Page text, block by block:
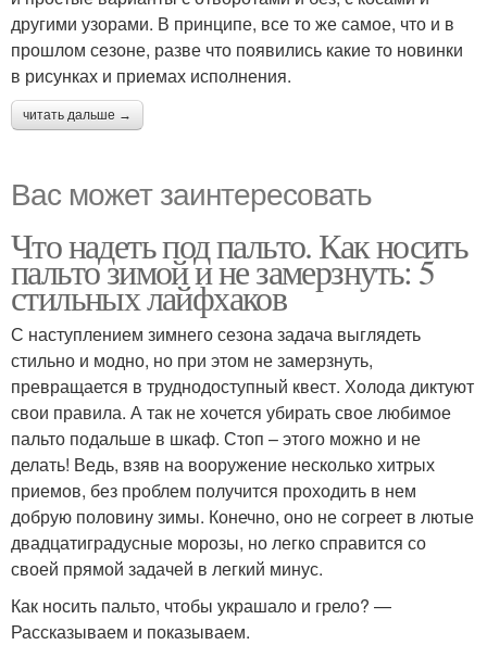
другими узорами. В принципе, все то же самое, что и в
прошлом сезоне, разве что появились какие то новинки
в рисунках и приемах исполнения.
читать дальше →
Вас может заинтересовать
Что надеть под пальто. Как носить
пальто зимой и не замерзнуть: 5
стильных лайфхаков
С наступлением зимнего сезона задача выглядеть
стильно и модно, но при этом не замерзнуть,
превращается в труднодоступный квест. Холода диктуют
свои правила. А так не хочется убирать свое любимое
пальто подальше в шкаф. Стоп – этого можно и не
делать! Ведь, взяв на вооружение несколько хитрых
приемов, без проблем получится проходить в нем
добрую половину зимы. Конечно, оно не согреет в лютые
двадцатиградусные морозы, но легко справится со
своей прямой задачей в легкий минус.
Как носить пальто, чтобы украшало и грело? —
Рассказываем и показываем.